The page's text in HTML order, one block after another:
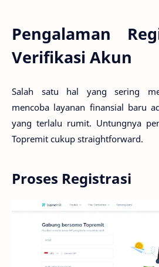
Pengalaman
Verifikasi Akun
Salah satu hal yang sering
mencoba layanan finansial baru
yang terlalu rumit. Untungnya
Topremit cukup straightforward.
Proses Registrasi